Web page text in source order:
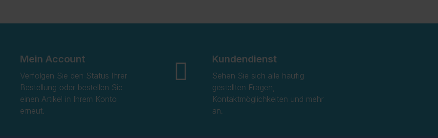
Mein Account
Verfolgen Sie den Status Ihrer
Bestellung oder bestellen Sie
einen Artikel in Ihrem Konto
erneut.
Kundendienst
Sehen Sie sich alle häufig
gestellten Fragen,
Kontaktmöglichkeiten und mehr
an.